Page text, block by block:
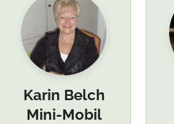
Karin Belch
Mini-Mobil